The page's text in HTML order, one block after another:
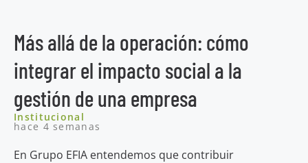
Más allá de la operación: cómo
integrar el impacto social a la
gestión de una empresa
Institucional
hace 4 semanas
En Grupo EFIA entendemos que contribuir